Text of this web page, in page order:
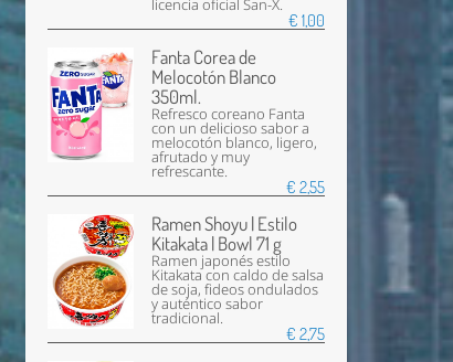
licencia oficial San-X.
€ 1,00
Fanta Corea de
Melocotón Blanco
350ml.
Refresco coreano Fanta
con un delicioso sabor a
melocotón blanco, ligero,
afrutado y muy
refrescante.
€ 2,55
Ramen Shoyu | Estilo
Kitakata | Bowl 71 g
Ramen japonés estilo
Kitakata con caldo de salsa
de soja, fideos ondulados
y auténtico sabor
tradicional.
€ 2,75